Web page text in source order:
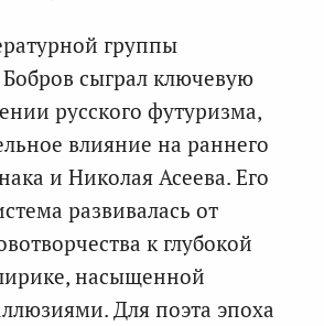
группы
сыграл ключевую
русского футуризма,
влияние на раннего
и Николая Асеева. Его
развивалась от
к глубокой
насыщенной
Для поэта эпоха